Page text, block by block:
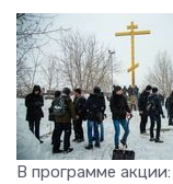
В программе акции: